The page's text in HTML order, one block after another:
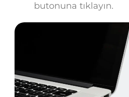
butonuna tıklayın.